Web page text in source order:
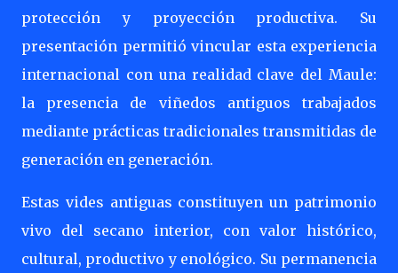
protección y proyección productiva. Su
presentación permitió vincular esta experiencia
internacional con una realidad clave del Maule:
la presencia de viñedos antiguos trabajados
mediante prácticas tradicionales transmitidas de
generación en generación.
Estas vides antiguas constituyen un patrimonio
vivo del secano interior, con valor histórico,
cultural, productivo y enológico. Su permanencia